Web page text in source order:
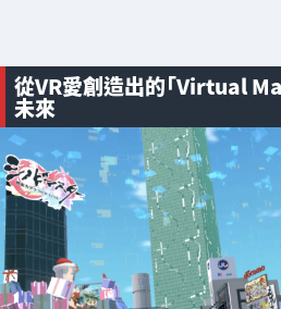
從VR愛創造出的「Virtual
未來